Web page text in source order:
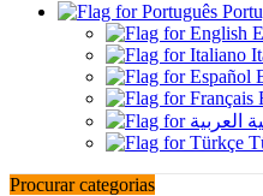
Procurar categorias